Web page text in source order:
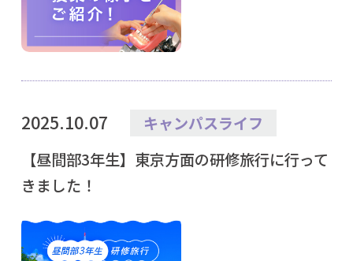
2025.10.07
キャンパスライフ
【昼間部3年生】東京方面の研修旅行に行って
きました！